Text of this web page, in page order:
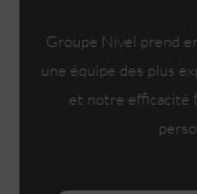
Groupe Nivel prend
une équipe des plus
et notre efficacité